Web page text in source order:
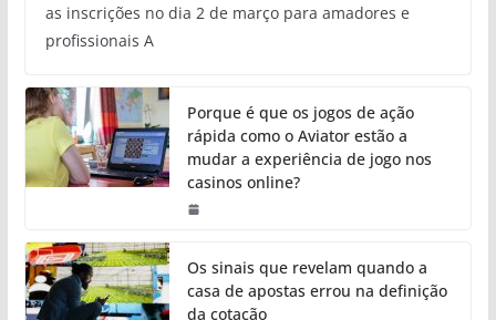
as inscrições no dia 2 de março para amadores e
profissionais A
Porque é que os jogos de ação
rápida como o Aviator estão a
mudar a experiência de jogo nos
casinos online?
Os sinais que revelam quando a
casa de apostas errou na definição
da cotação